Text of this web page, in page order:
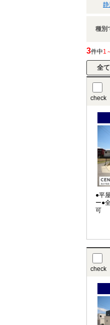
種別
3件中1
check
●平
ー●
可
check